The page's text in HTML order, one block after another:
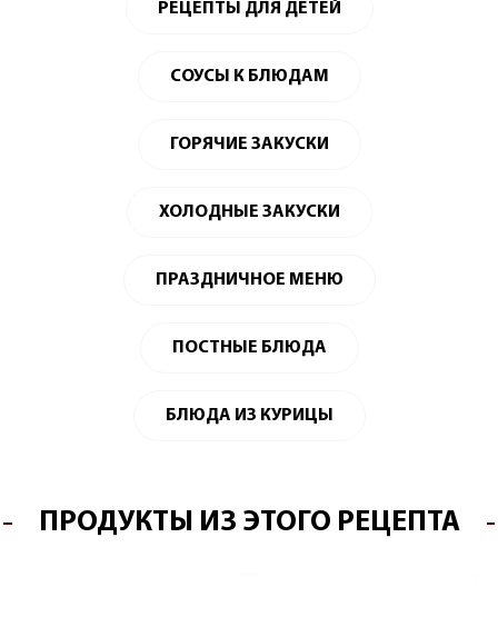
РЕЦЕПТЫ ДЛЯ ДЕТЕЙ
СОУСЫ К БЛЮДАМ
ГОРЯЧИЕ ЗАКУСКИ
ХОЛОДНЫЕ ЗАКУСКИ
ПРАЗДНИЧНОЕ МЕНЮ
ПОСТНЫЕ БЛЮДА
БЛЮДА ИЗ КУРИЦЫ
ПРОДУКТЫ ИЗ ЭТОГО РЕЦЕПТА